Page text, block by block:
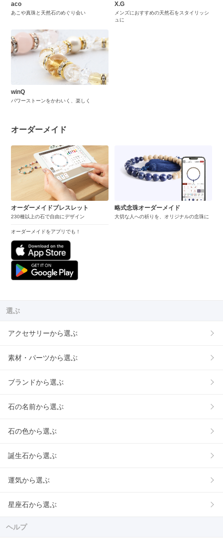
aco
あこや真珠と天然石のめぐり会い
X.G
メンズにおすすめの天然石をスタイリッシ
ュに
winQ
パワーストーンをかわいく、楽しく
オーダーメイド
オーダーメイドブレスレット
230種以上の石で自由にデザイン
オーダーメイドをアプリでも！
略式念珠オーダーメイド
大切な人への祈りを、オリジナルの念珠に
選ぶ
アクセサリーから選ぶ
素材・パーツから選ぶ
ブランドから選ぶ
石の名前から選ぶ
石の色から選ぶ
誕生石から選ぶ
運気から選ぶ
星座石から選ぶ
ヘルプ